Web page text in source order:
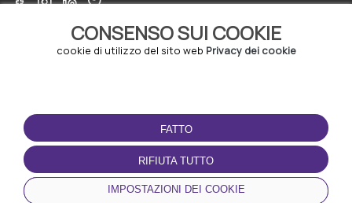
CONSENSO SUI COOKIE
cookie di utilizzo del sito web Privacy dei cookie
FATTO
RIFIUTA TUTTO
IMPOSTAZIONI DEI COOKIE
CONDIZIONI D'USO
Termini e Condizioni
Politica sulla riservatezza
Gestione dei Cookie
SCARICA L'APP